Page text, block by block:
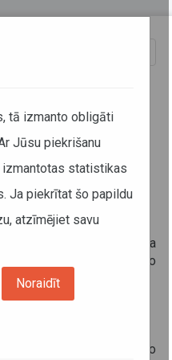
aizliedz
informē, ka ir saņemta
par embargo pakļauto
visiem embargo pakļauto
tā izmanto obligāti
Jūsu piekrišanu
statistikas
Ja piekrītat šo papildu
atzīmējiet savu
Noraidīt